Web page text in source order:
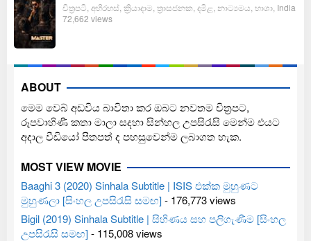
චිත්‍රපටි අභිරහස් ක්‍රියාදාම ත්‍රාසජනක දමිළ නාට්‍යමය භාශා India
72,662 views
ABOUT
මෙම වෙබ් අඩවිය බාවිතා කර ඔබට නවතම චිත්‍රපට,
රූපවාහිණී කතා මාලා සදහා සින්හල උපසිරැසි මෙන්ම එයට
අදාල වීඩියෝ පිතපත් ද පහසුවෙන්ම ලබාගත හැක.
MOST VIEW MOVIE
Baaghi 3 (2020) Sinhala Subtitle | ISIS එක්ක මුහුණට
මුහුණලා [සිංහල උපසිරැසි සමඟ]- 176,773 views
Bigil (2019) Sinhala Subtitle | සිහිණය සහ පලිගැණීම [සිංහල
උපසිරැසි සමඟ]- 115,008 views